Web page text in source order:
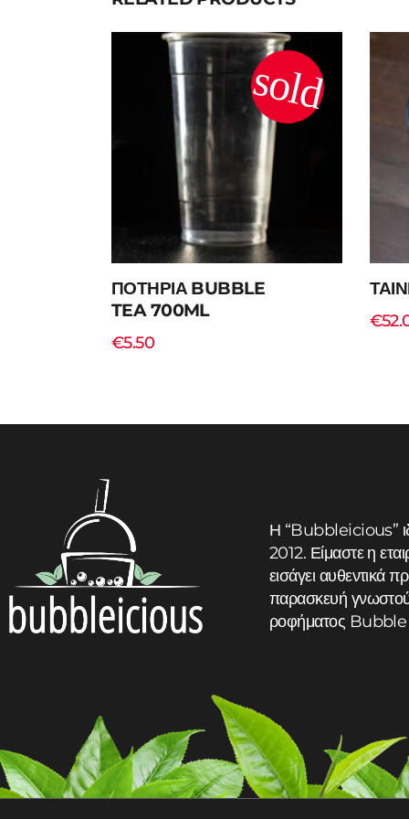
sold
ΠΟΤΗΡΙΑ BUBBLE
TEA 700ML
€5.50
€
Η “Bubbleicious”
2012. Είμαστε η
εισάγει αυθεντικά
παρασκευή γνωστού
ροφήματος Bubble